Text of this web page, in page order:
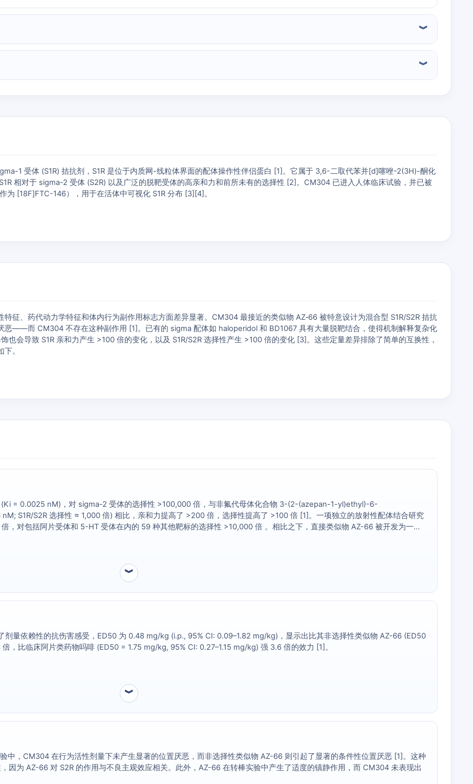
1 受体 (S1R) 拮抗剂，S1R 是位于内质网-线粒体界面的配体操作性伴侣蛋白 [1]。它属于 3,6-二取代苯并[d]噻唑-2(3H)-酮化
相对于 sigma-2 受体 (S2R) 以及广泛的脱靶受体的高亲和力和前所未有的选择性 [2]。CM304 已进入人体临床试验，并已被
为 [18F]FTC-146），用于在活体中可视化 S1R 分布 [3][4]。
征、药代动力学特征和体内行为副作用标志方面差异显著。CM304 最接近的类似物 AZ‑66 被特意设计为混合型 S1R/S2R 拮抗
恶——而 CM304 不存在这种副作用 [1]。已有的 sigma 配体如 haloperidol 和 BD1067 具有大量脱靶结合，使得机制解释复杂化
也会导致 S1R 亲和力产生 >100 倍的变化，以及 S1R/S2R 选择性产生 >100 倍的变化 [3]。这些定量差异排除了简单的互换性，
。
= 0.0025 nM)，对 sigma-2 受体的选择性 >100,000 倍，与非氟代母体化合物 3-(2-(azepan-1-yl)ethyl)-6-
S1R/S2R 选择性 ≈ 1,000 倍) 相比，亲和力提高了 >200 倍，选择性提高了 >100 倍 [1]。一项独立的放射性配体结合研究
，对包括阿片受体和 5-HT 受体在内的 59 种其他靶标的选择性 >10,000 倍 。相比之下，直接类似物 AZ-66 被开发为一种
︾
量依赖性的抗伤害感受，ED50 为 0.48 mg/kg (i.p., 95% CI: 0.09–1.82 mg/kg)，显示出比其非选择性类似物 AZ-66 (ED50
，比临床阿片类药物吗啡 (ED50 = 1.75 mg/kg, 95% CI: 0.27–1.15 mg/kg) 强 3.6 倍的效力 [1]。
︾
中，CM304 在行为活性剂量下未产生显著的位置厌恶，而非选择性类似物 AZ-66 则引起了显著的条件性位置厌恶 [1]。这种
因为 AZ-66 对 S2R 的作用与不良主观效应相关。此外，AZ-66 在转棒实验中产生了适度的镇静作用，而 CM304 未表现出